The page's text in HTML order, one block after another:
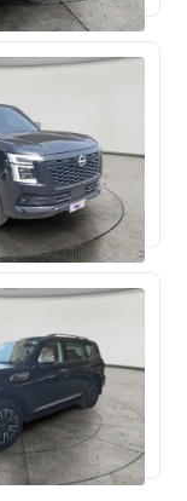
مستعملة 36,456 كم
مستعملة 81,304 كم